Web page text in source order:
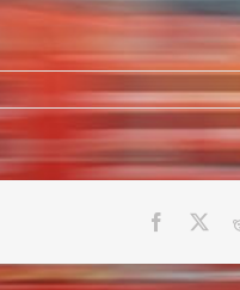
Facebook